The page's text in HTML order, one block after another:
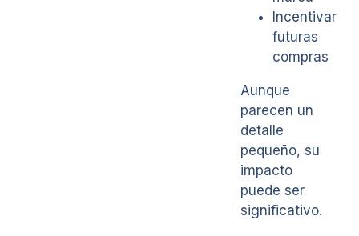
Incentivar
futuras
compras
Aunque
parecen un
detalle
pequeño, su
impacto
puede ser
significativo.